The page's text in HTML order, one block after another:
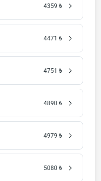
4359 ₺
4471 ₺
4751 ₺
4890 ₺
4979 ₺
5080 ₺